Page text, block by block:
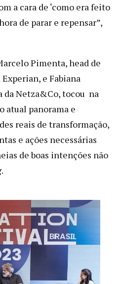
a cara de ‘como era feito
de parar e repensar”,
Pimenta, head de
e Fabiana
da Netza&Co, tocou na
atual panorama e
reais de transformação,
e ações necessárias
de boas intenções não
.